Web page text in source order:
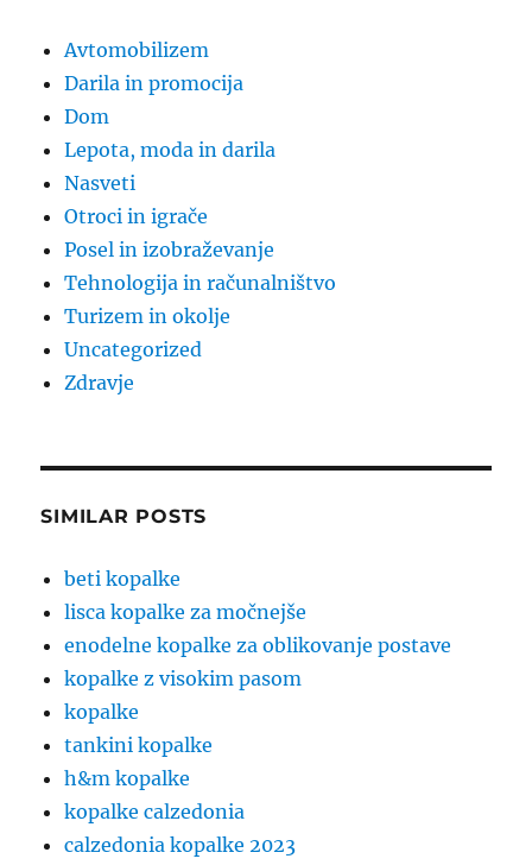
Avtomobilizem
Darila in promocija
Dom
Lepota, moda in darila
Nasveti
Otroci in igrače
Posel in izobraževanje
Tehnologija in računalništvo
Turizem in okolje
Uncategorized
Zdravje
SIMILAR POSTS
beti kopalke
lisca kopalke za močnejše
enodelne kopalke za oblikovanje postave
kopalke z visokim pasom
kopalke
tankini kopalke
h&m kopalke
kopalke calzedonia
calzedonia kopalke 2023